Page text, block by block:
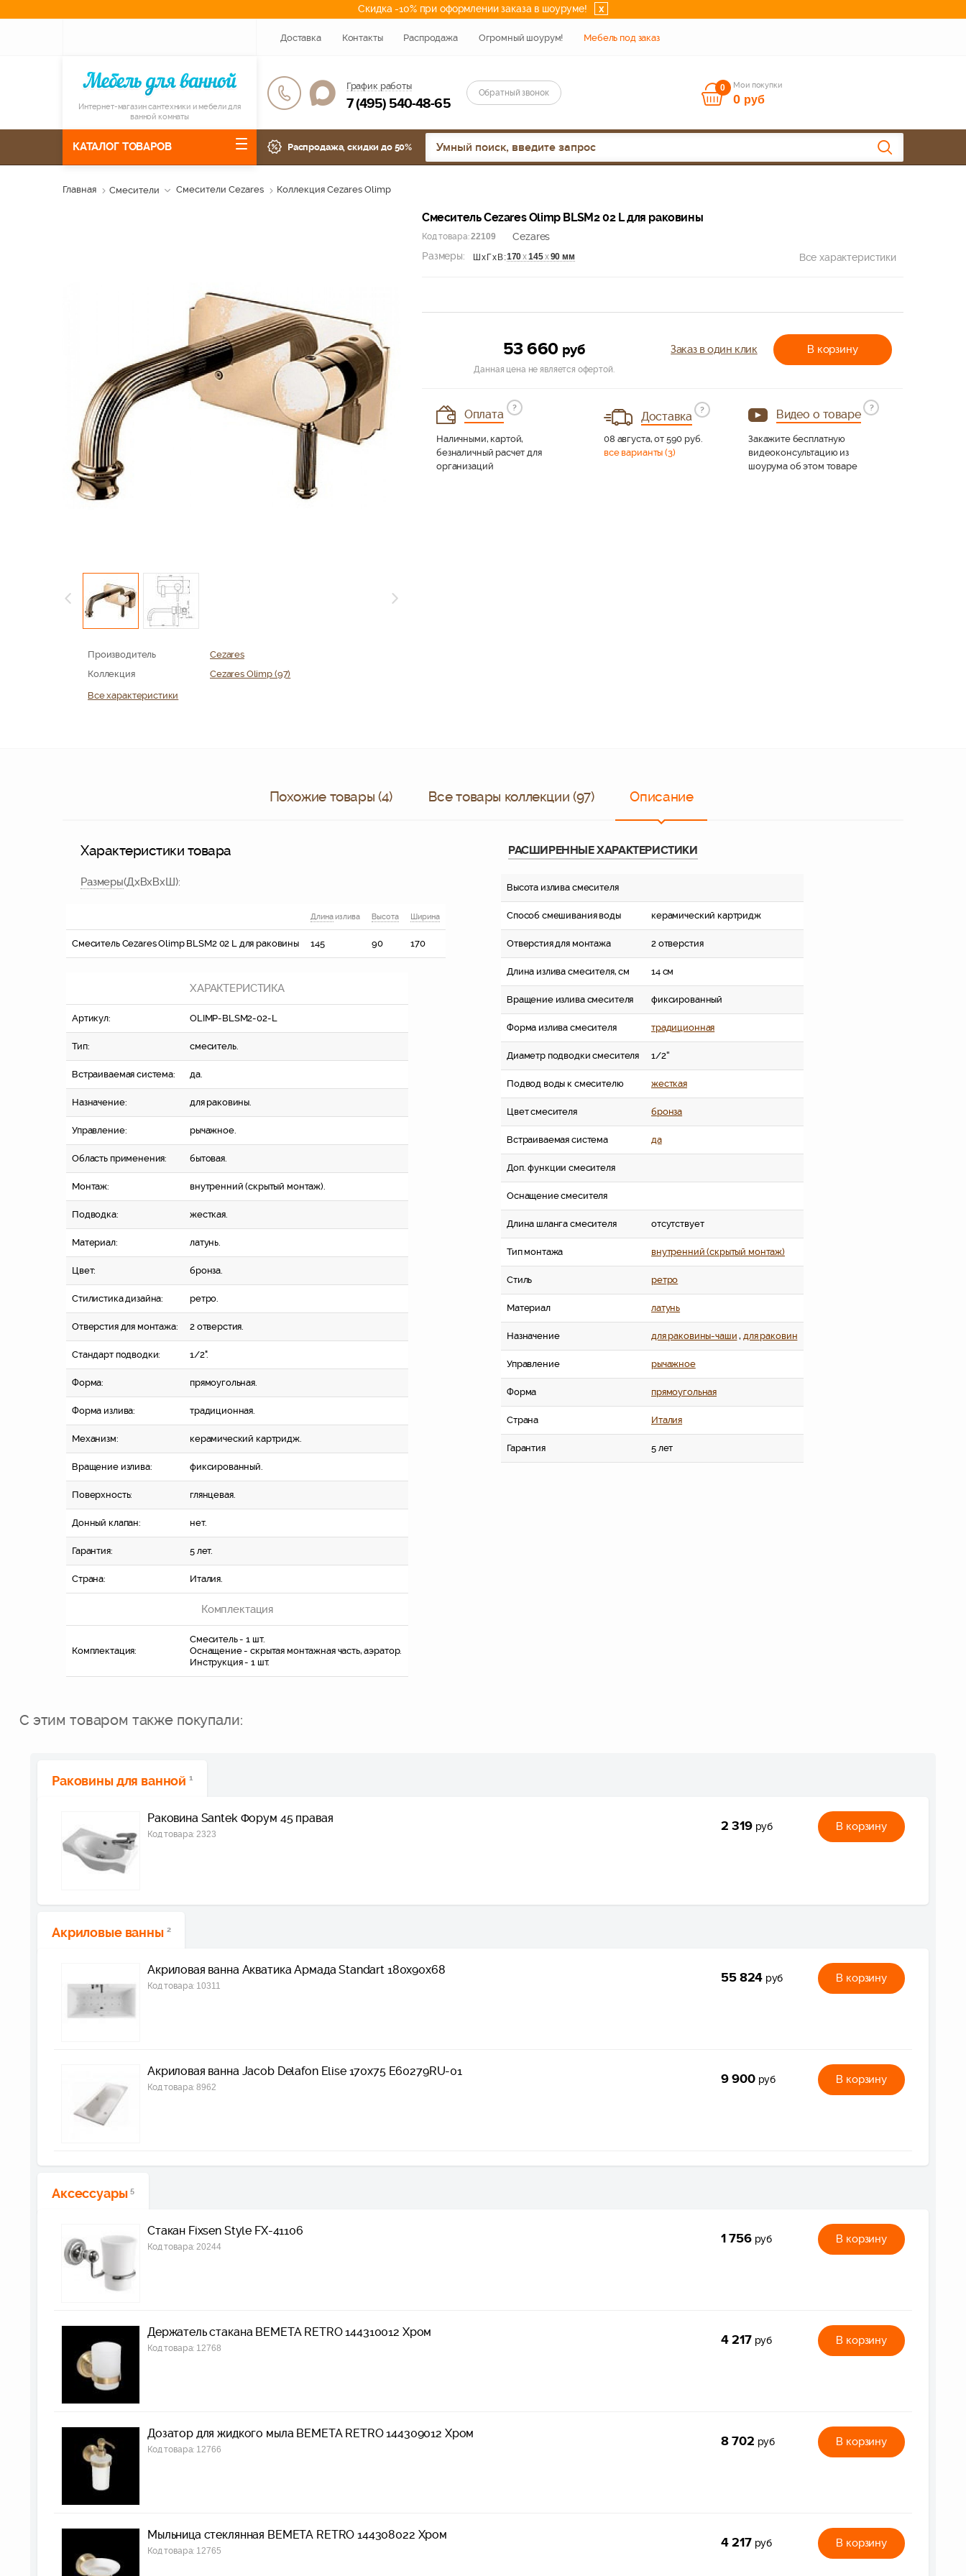
Скидка -10% при оформлении заказа в шоуруме! x
Доставка Контакты Распродажа Огромный шоурум! Мебель под заказ
Интернет-магазин сантехники и мебели для
ванной комнаты
График работы
7 (495) 540-48-65
Обратный звонок 0 Мои покупки
0 руб
КАТАЛОГ ТОВАРОВ Распродажа, скидки до 50%
Главная Смесители Смесители Cezares Коллекция Cezares Olimp
Смеситель Cezares Olimp BLSM2 02 L для раковины
Код товара: 22109
Cezares
Размеры:
ШхГхВ:170х145х90 мм Все характеристики
Производитель
Cezares
Коллекция
Cezares Olimp (97)
Все характеристики
53 660 руб В корзину
Заказ в один клик
Данная цена не является офертой.
Оплата
?
Наличными, картой,
безналичный расчет для
организаций
Доставка
?
08 августа, от 590 руб.
все варианты (3)
Видео о товаре
?
Закажите бесплатную
видеоконсультацию из
шоурума об этом товаре
Похожие товары (4) Все товары коллекции (97) Описание
Характеристики товара
Размеры(ДхВхВхШ):
Длинаизлива Высота Ширина
Смеситель Cezares Olimp BLSM2 02 L для раковины 145 90 170
ХАРАКТЕРИСТИКА
Артикул: OLIMP-BLSM2-02-L
Тип: смеситель.
Встраиваемая система: да.
Назначение: для раковины.
Управление: рычажное.
Область применения: бытовая.
Монтаж: внутренний (скрытый монтаж).
Подводка: жесткая.
Материал: латунь.
Цвет: бронза.
Стилистика дизайна: ретро.
Отверстия для монтажа: 2 отверстия.
Стандарт подводки: 1/2".
Форма: прямоугольная.
Форма излива: традиционная.
Механизм: керамический картридж.
Вращение излива: фиксированный.
Поверхность: глянцевая.
Донный клапан: нет.
Гарантия: 5 лет.
Страна: Италия.
Комплектация
Комплектация:
Смеситель - 1 шт.
Оснащение - скрытая монтажная часть, аэратор.
Инструкция - 1 шт.
РАСШИРЕННЫЕ ХАРАКТЕРИСТИКИ
Высота излива смесителя
Способ смешивания воды керамический картридж
Отверстия для монтажа 2 отверстия
Длина излива смесителя, см 14 см
Вращение излива смесителя фиксированный
Форма излива смесителя традиционная
Диаметр подводки смесителя 1/2''
Подвод воды к смесителю жесткая
Цвет смесителя бронза
Встраиваемая система да
Доп. функции смесителя
Оснащение смесителя
Длина шланга смесителя отсутствует
Тип монтажа внутренний (скрытый монтаж)
Стиль ретро
Материал латунь
Назначение для раковины-чаши , для раковин
Управление рычажное
Форма прямоугольная
Страна Италия
Гарантия 5 лет
С этим товаром также покупали:
Раковины для ванной 1
Раковина Santek Форум 45 правая
Код товара: 2323 2 319 руб В корзину
Акриловые ванны 2
Акриловая ванна Акватика Армада Standart 180x90х68
Код товара: 10311 55 824 руб В корзину
Акриловая ванна Jacob Delafon Elise 170х75 E60279RU-01
Код товара:8962 9 900 руб В корзину
Аксессуары 5
Стакан Fixsen Style FX-41106
Код товара: 20244 1 756 руб В корзину
Держатель стакана BEMETA RETRO 144310012 Хром
Код товара: 12768 4 217 руб В корзину
Дозатор для жидкого мыла BEMETA RETRO 144309012 Хром
Код товара: 12766 8 702 руб В корзину
Мыльница стеклянная BEMETA RETRO 144308022 Хром
Код товара: 12765 4 217 руб В корзину